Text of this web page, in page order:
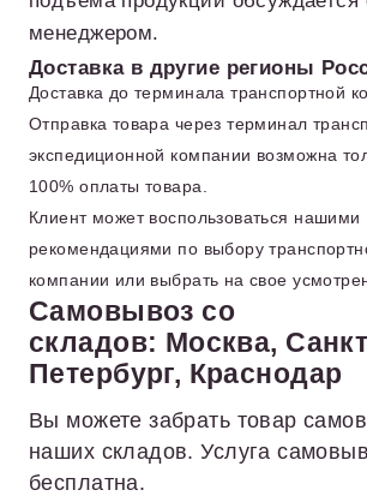
менеджером.
Доставка в другие регионы
Доставка до терминала транспортной
Отправка товара через терминал
экспедиционной компании возможна
100% оплаты товара.
Клиент может воспользоваться нашими
рекомендациями по выбору
компании или выбрать на свое
Самовывоз со
складов: Москва,
Петербург, Краснодар
Вы можете забрать товар
наших складов. Услуга
бесплатна.